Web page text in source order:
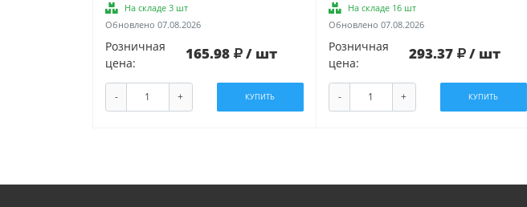
На складе 3 шт
Обновлено 07.08.2026
Розничная
цена:
165.98 / шт
- + КУПИТЬ
На складе 16 шт
Обновлено 07.08.2026
Розничная
цена:
293.37 / шт
- + КУПИТЬ